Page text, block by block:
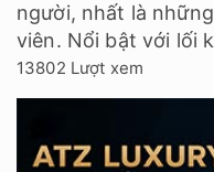
người, nhất là
viên. Nổi bật với lối
13802 Lượt xem